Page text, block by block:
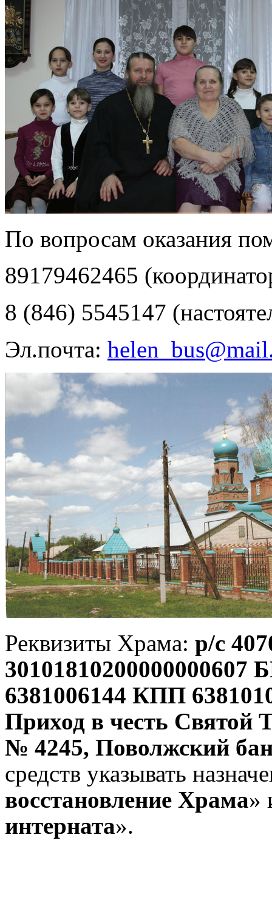
По вопросам оказания
89179462465
8 (846) 5545147
Эл.почта:
Реквизиты Храма: р/с
6381006144 КПП
Приход в честь
№ 4245, Поволжский
средств указывать
восстановление Храма»
интерната».